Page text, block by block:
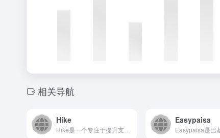
相关导航
Hike Easypaisa